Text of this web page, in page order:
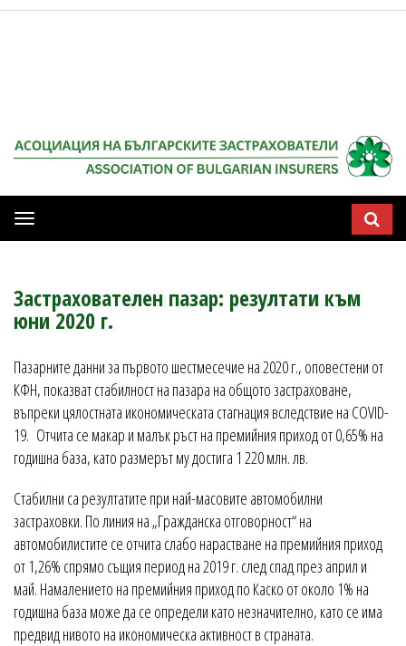
Мобилна
навигация
Застрахователен пазар: резултати към
юни 2020 г.
Пазарните данни за първото шестмесечие на 2020 г., оповестени от
КФН, показват стабилност на пазара на общото застраховане,
въпреки цялостната икономическата стагнация вследствие на COVID-
19. Отчита се макар и малък ръст на премийния приход от 0,65% на
годишна база, като размерът му достига 1 220 млн. лв.
Стабилни са резултатите при най-масовите автомобилни
застраховки. По линия на „Гражданска отговорност“ на
автомобилистите се отчита слабо нарастване на премийния приход
от 1,26% спрямо същия период на 2019 г. след спад през април и
май. Намалението на премийния приход по Каско от около 1% на
годишна база може да се определи като незначително, като се има
предвид нивото на икономическа активност в страната.